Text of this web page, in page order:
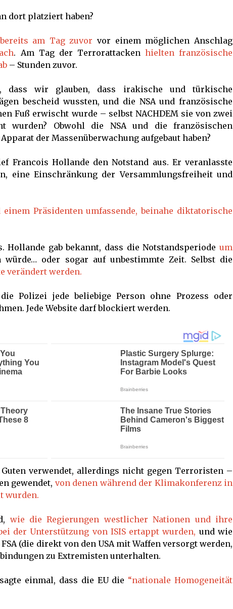
dort platziert haben?
am Tag zuvor vor einem möglichen Anschlag
. Am Tag der Terrorattacken hielten französische
– Stunden zuvor.
dass wir glauben, dass irakische und türkische
bescheid wussten, und die NSA und französische
Fuß erwischt wurde – selbst NACHDEM sie von zwei
wurden? Obwohl die NSA und die französischen
der Massenüberwachung aufgebaut haben?
Francois Hollande den Notstand aus. Er veranlasste
eine Einschränkung der Versammlungsfreiheit und
Präsidenten umfassende, beinahe diktatorische
gab bekannt, dass die Notstandsperiode um
würde… oder sogar auf unbestimmte Zeit. Selbst die
verändert werden.
Polizei jede beliebige Person ohne Prozess oder
Jede Website darf blockiert werden.
verwendet, allerdings nicht gegen Terroristen –
gewendet, von denen während der Klimakonferenz in
wurden.
wie die Regierungen westlicher Nationen und ihre
der Unterstützung von ISIS ertappt wurden, und wie
(die direkt von den USA mit Waffen versorgt werden,
zu Extremisten unterhalten.
einmal, dass die EU die “nationale Homogeneität